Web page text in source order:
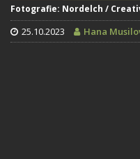
Fotografie: Nordelch /
25.10.2023 Hana